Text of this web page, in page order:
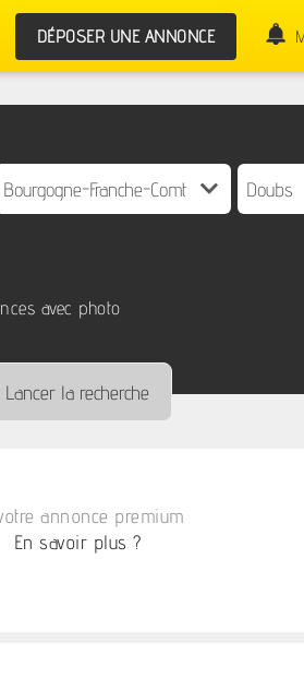
DÉPOSER UNE ANNONCE
avec photo
annonce premium
En savoir plus ?